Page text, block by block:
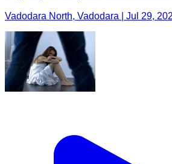
Vadodara North, Vadodara | Jul 29,